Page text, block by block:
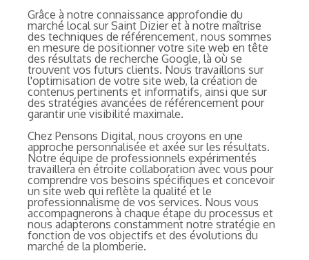
Grâce à notre connaissance approfondie du
marché local sur Saint Dizier et à notre maîtrise
des techniques de référencement, nous sommes
en mesure de positionner votre site web en tête
des résultats de recherche Google, là où se
trouvent vos futurs clients. Nous travaillons sur
l'optimisation de votre site web, la création de
contenus pertinents et informatifs, ainsi que sur
des stratégies avancées de référencement pour
garantir une visibilité maximale.
Chez Pensons Digital, nous croyons en une
approche personnalisée et axée sur les résultats.
Notre équipe de professionnels expérimentés
travaillera en étroite collaboration avec vous pour
comprendre vos besoins spécifiques et concevoir
un site web qui reflète la qualité et le
professionnalisme de vos services. Nous vous
accompagnerons à chaque étape du processus et
nous adapterons constamment notre stratégie en
fonction de vos objectifs et des évolutions du
marché de la plomberie.